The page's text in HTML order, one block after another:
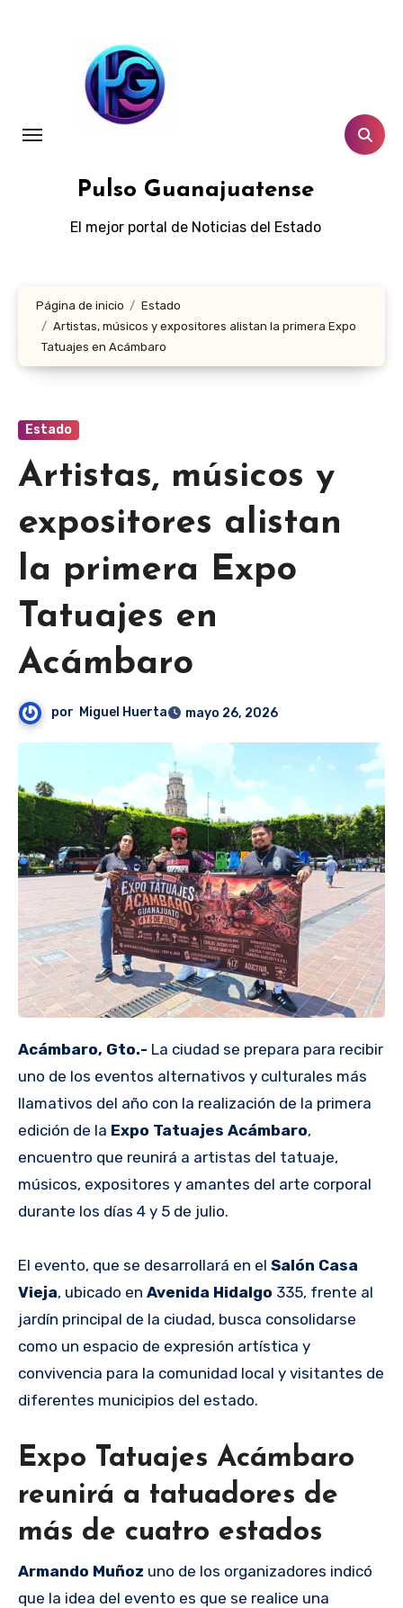
Pulso Guanajuatense
El mejor portal de Noticias del Estado
Página de inicio
Estado
Artistas, músicos y expositores alistan la primera Expo
Tatuajes en Acámbaro
Estado
Artistas, músicos y
expositores alistan
la primera Expo
Tatuajes en
Acámbaro
por Miguel Huerta mayo 26, 2026
Acámbaro, Gto.- La ciudad se prepara para recibir
uno de los eventos alternativos y culturales más
llamativos del año con la realización de la primera
edición de la Expo Tatuajes Acámbaro,
encuentro que reunirá a artistas del tatuaje,
músicos, expositores y amantes del arte corporal
durante los días 4 y 5 de julio.
El evento, que se desarrollará en el Salón Casa
Vieja, ubicado en Avenida Hidalgo 335, frente al
jardín principal de la ciudad, busca consolidarse
como un espacio de expresión artística y
convivencia para la comunidad local y visitantes de
diferentes municipios del estado.
Expo Tatuajes Acámbaro
reunirá a tatuadores de
más de cuatro estados
Armando Muñoz uno de los organizadores indicó
que la idea del evento es que se realice una